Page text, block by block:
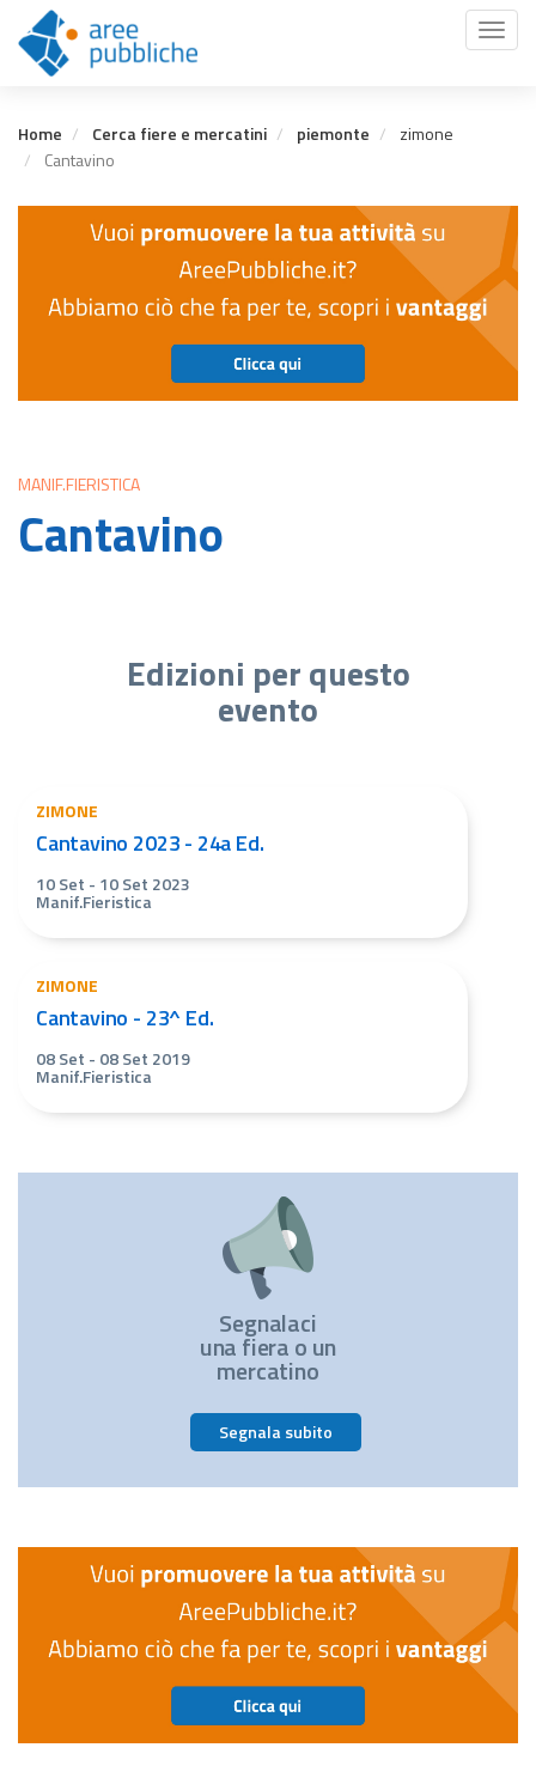
contenuto
principale
Toggle
Home Cerca fiere e mercatini piemonte
zimone
Cantavino
MANIF.FIERISTICA
Cantavino
Edizioni per questo
evento
ZIMONE
Cantavino 2023 - 24a Ed.
10 Set - 10 Set 2023
Manif.Fieristica
ZIMONE
Cantavino - 23^ Ed.
08 Set - 08 Set 2019
Manif.Fieristica
Segnalaci
una fiera o un
mercatino
Segnala subito